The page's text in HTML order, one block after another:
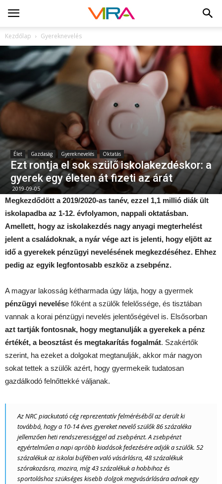
Kezdőlap Gyereknevelés
Élet Gazdaság Gyereknevelés Oktatás
Ezt rontja el sok szülő iskolakezdéskor: a
gyerek egy életen át fizeti az árát
2019-09-05
Megkezdődött a 2019/2020-as tanév, ezzel 1,1 millió diák ült
iskolapadba az 1-12. évfolyamon, nappali oktatásban.
Amellett, hogy az iskolakezdés nagy anyagi megterhelést
jelent a családoknak, a nyár vége azt is jelenti, hogy eljött az
idő a gyerekek pénzügyi nevelésének megkezdéséhez. Ehhez
pedig az egyik legfontosabb eszköz a zsebpénz.
A magyar lakosság kétharmada úgy látja, hogy a gyermek
pénzügyi nevelése főként a szülők felelőssége, és tisztában
vannak a korai pénzügyi nevelés jelentőségével is. Elsősorban
azt tartják fontosnak, hogy megtanulják a gyerekek a pénz
értékét, a beosztást és megtakarítás fogalmát. Szakértők
szerint, ha ezeket a dolgokat megtanulják, akkor már nagyon
sokat tettek a szülők azért, hogy gyermekeik tudatosan
gazdálkodó felnőttekké váljanak.
Az NRC piackutató cég reprezentatív felméréséből az derült ki
továbbá, hogy a 10-14 éves gyereket nevelő szülők 86 százaléka
jellemzően heti rendszerességgel ad zsebpénzt. A zsebpénzt
egyértelműen a napi apróbb kiadások fedezésére adják a szülők. 52
százalékuk az iskolai büfében való vásárlásra, 48 százalékuk
szórakozásra, mozira, míg 43 százalékuk a hobbihoz és
sportoláshoz szükséges kisebb dolgok megvásárlására adnak egy